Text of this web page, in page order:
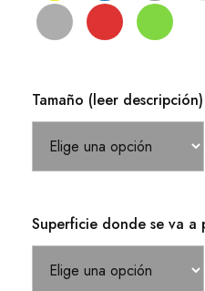
Tamaño (leer descripción)
Superficie donde se va a